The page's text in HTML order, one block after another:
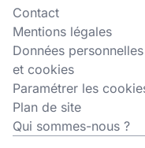
Contact
Mentions légales
Données personnelles
et cookies
Paramétrer les
Plan de site
Qui sommes-nous ?